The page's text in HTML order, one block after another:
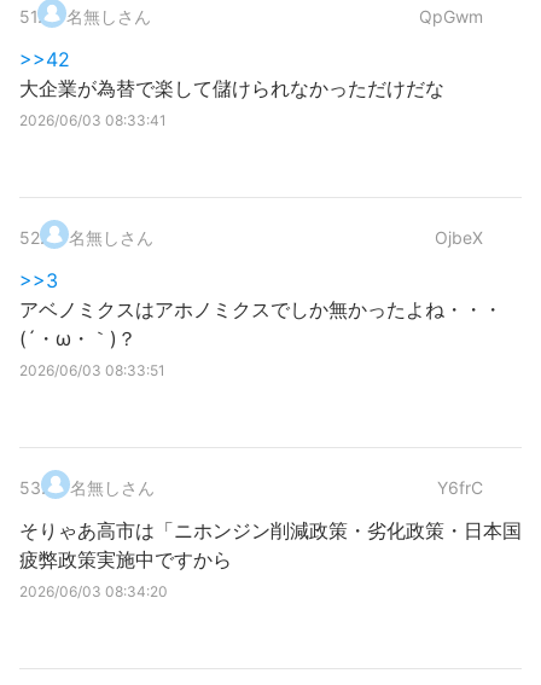
51. 名無しさん QpGwm
>>42
大企業が為替で楽して儲けられなかっただけだな
2026/06/03 08:33:41
52. 名無しさん OjbeX
>>3
アベノミクスはアホノミクスでしか無かったよね・・・
(´・ω・｀)？
2026/06/03 08:33:51
53. 名無しさん Y6frC
そりゃあ高市は「ニホンジン削減政策・劣化政策・日本国
疲弊政策実施中ですから
2026/06/03 08:34:20